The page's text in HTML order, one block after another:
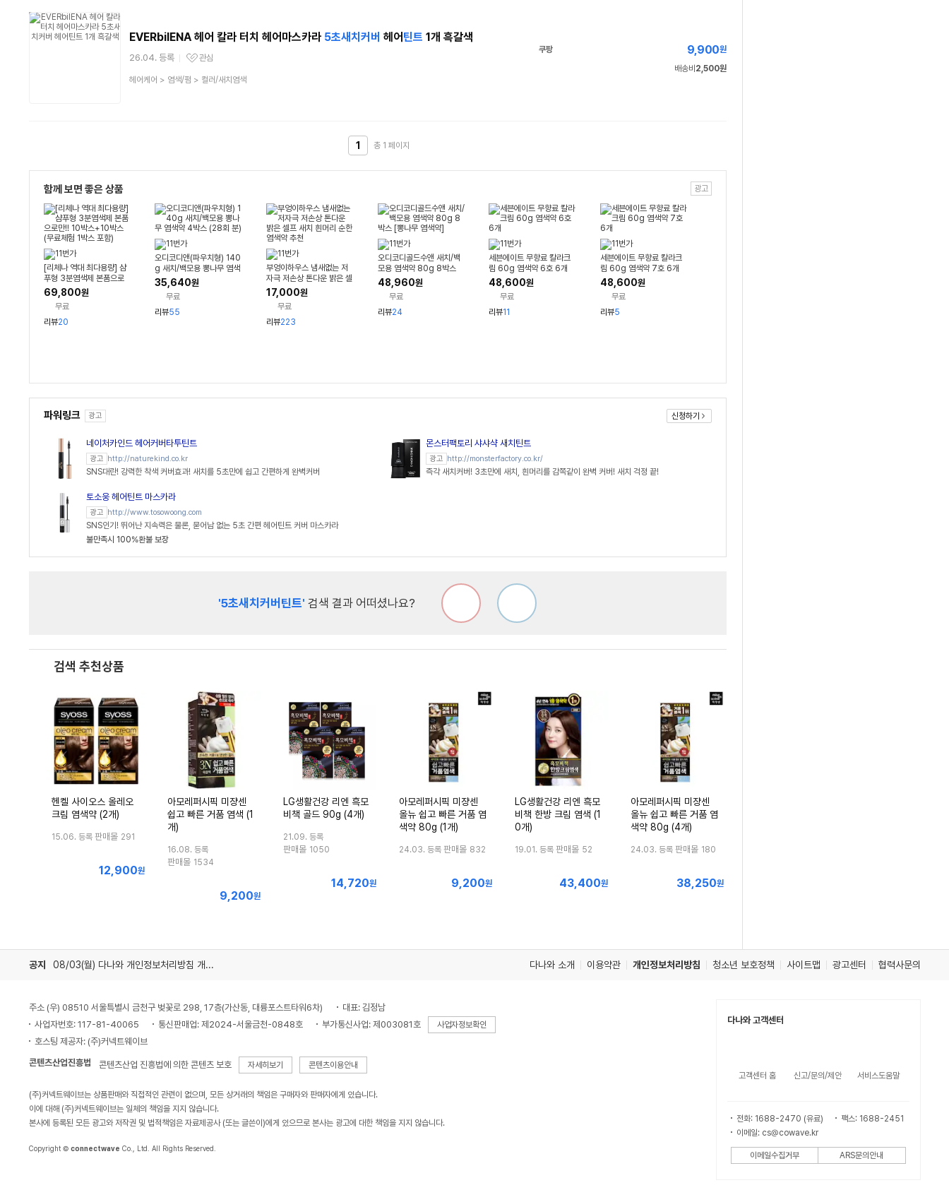
EVERbilENA 헤어 칼라 터치 헤어마스카라 5초새치 커버 헤어 틴트 1개 흑갈색
26.04. 등록
관심상품
관심
상
헤어케어 > 염색/펌 > 컬러/새치염색
쿠팡 9,900원
배송비 2,500원
1 총 1 페이지
함께 보면 좋은 상품 광고
[리체나 역대 최다용량] 샴
푸형 3분염색제 본품으로
만!! 10박스+10박스(무료
체험 1박스 포함)
69,800원
무료
리뷰20
오디코디앤(파우치형) 140
g 새치/백모용 뽕나무 염색
약 4박스 (28회 분)
35,640원
무료
리뷰55
부엉이하우스 냄새없는 저
자극 저손상 톤다운 밝은 셀
프 새치 흰머리 순한 염색약
추천
17,000원
무료
리뷰223
오디코디골드수앤 새치/백
모용 염색약 80g 8박스
[뽕나무 염색약]
48,960원
무료
리뷰24
세븐에이트 무향료 칼라크
림 60g 염색약 6호 6개
48,600원
무료
리뷰11
세븐에이트 무향료 칼라크
림 60g 염색약 7호 6개
48,600원
무료
리뷰5
파워링크 광고 신청하기
네이처카인드 헤어커버타투틴트
광고 http://naturekind.co.kr
SNS대란! 강력한 착색 커버효과! 새치를 5초만에 쉽고 간편하게 완벽커버
몬스터팩토리 샤샤샥 새치틴트
광고 http://monsterfactory.co.kr/
즉각 새치커버! 3초만에 새치, 흰머리를 감쪽같이 완벽 커버! 새치 걱정 끝!
토소웅 헤어틴트 마스카라
광고 http://www.tosowoong.com
SNS인기! 뛰어난 지속력은 물론, 묻어남 없는 5초 간편 헤어틴트 커버 마스카라
불만족시 100%환불 보장
'5초새치커버틴트' 검색 결과 어떠셨나요?
검색 추천상품
헨켈 사이오스 올레오
크림 염색약 (2개)
15.06. 등록 판매몰 291
최
12,900원
아모레퍼시픽 미쟝센
쉽고 빠른 거품 염색 (1
개)
16.08. 등록
판매몰 1534
최
9,200원
LG생활건강 리엔 흑모
비책 골드 90g (4개)
21.09. 등록
판매몰 1050
최
14,720원
아모레퍼시픽 미쟝센
올뉴 쉽고 빠른 거품 염
색약 80g (1개)
24.03. 등록 판매몰 832
최
9,200원
LG생활건강 리엔 흑모
비책 한방 크림 염색 (1
0개)
19.01. 등록 판매몰 52
최
43,400원
아모레퍼시픽 미쟝센
올뉴 쉽고 빠른 거품 염
색약 80g (4개)
24.03. 등록 판매몰 180
최
38,250원
공지 08/03(월) 다나와 개인정보처리방침 개정 안내 다나와 소개 이용약관 개인정보처리방침 청소년 보호정책 사이트맵 광고센터 협력사문의
주소 (우) 08510 서울특별시 금천구 벚꽃로 298, 17층(가산동, 대륭포스트타워6차)
대표: 김정남
사업자번호: 117-81-40065
통신판매업: 제2024-서울금천-0848호 부가통신사업: 제003081호 사업자정보확인
호스팅 제공자: (주)커넥트웨이브
콘텐츠산업진흥법
콘텐츠산업 진흥법에 의한 콘텐츠 보호 자세히보기 콘텐츠이용안내
(주)커넥트웨이브는 상품판매와 직접적인 관련이 없으며, 모든 상거래의 책임은 구매자와 판매자에게 있습니다.
이에 대해 (주)커넥트웨이브는 일체의 책임을 지지 않습니다.
본사에 등록된 모든 광고와 저작권 및 법적책임은 자료제공사 (또는 글쓴이)에게 있으므로 본사는 광고에 대한 책임을 지지 않습니다.
Copyright © connectwave Co., Ltd. All Rights Reserved.
다나와 고객센터
고객센터 홈 신고/문의/제안 서비스도움말
전화: 1688-2470 (유료)
팩스: 1688-2451
이메일: cs@cowave.kr
이메일수집거부 ARS문의안내